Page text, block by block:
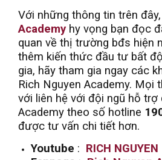
Với những thông tin trên đây,
Academyhy vọng bạn đọc
quan về thị trường bđs hiện
thêm kiến thức đầu tư bất
gia, hãy tham gia ngay các
Rich Nguyen Academy. Mọi
với liên hệ với đội ngũ hỗ trợ
Academy theo số hotline
được tư vấn chi tiết hơn.
Youtube : RICH NGUYEN